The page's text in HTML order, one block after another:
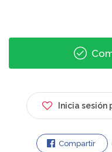
Inicia
Compartir